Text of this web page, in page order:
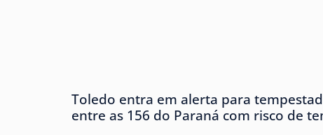
Toledo entra em alerta para
entre as 156 do Paraná com risco de